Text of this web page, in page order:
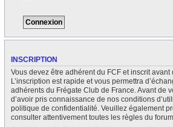
INSCRIPTION
Vous devez être adhérent du FCF et inscrit
L’inscription est rapide et vous permettra
adhérents du Frégate Club de France. Avant de
d’avoir pris connaissance de nos conditions
politique de confidentialité. Veuillez également
consulter attentivement toutes les règles du